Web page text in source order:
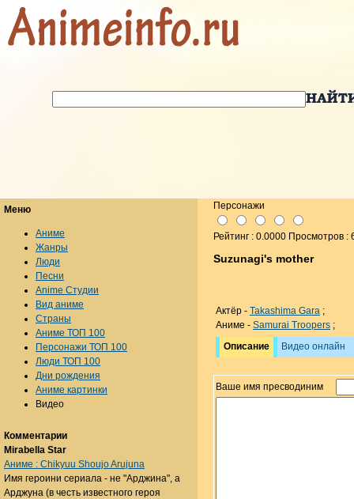
Персонажи
Рейтинг : 0.0000 Просмотров :
Suzunagi's mother
Актёр - Takashima Gara ;
Аниме - Samurai Troopers ;
Описание
Видео онлайн
Ваше имя пресводиним
Меню
Аниме
Жанры
Люди
Песни
Anime Студии
Вид аниме
Страны
Аниме ТОП 100
Персонажи ТОП 100
Люди ТОП 100
Дни рождения
Аниме картинки
Видео
Комментарии
Mirabella Star
Аниме : Chikyuu Shoujo Arujuna
Имя героини сериала - не "Арджина", а
Арджуна (в честь известного героя